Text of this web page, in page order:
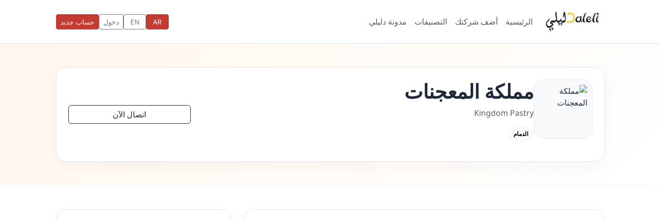
الرئيسية أضف شركتك التصنيفات مدونة دليلي AR
EN دخول حساب جديد
مملكة المعجنات
Kingdom Pastry
الدمام
اتصال الآن